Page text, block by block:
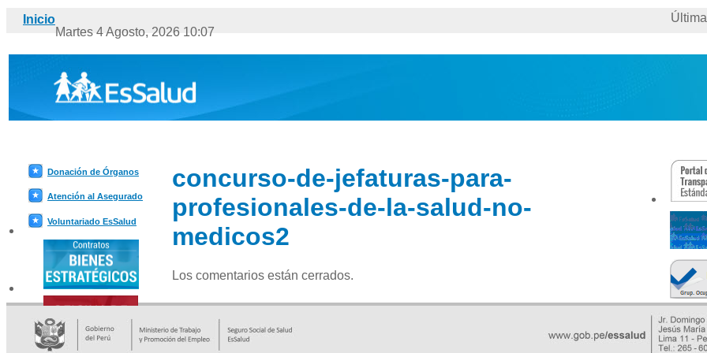
Inicio Última
Martes 4 Agosto, 2026 10:07
concurso-de-jefaturas-para-
profesionales-de-la-salud-no-
medicos2
Los comentarios están cerrados.
Donación de Órganos
Atención al Asegurado
Voluntariado EsSalud